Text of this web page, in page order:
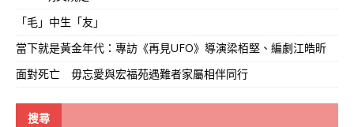
「毛」中生「友」
當下就是黃金年代：專訪《再見UFO》導演梁栢堅、編劇江皓昕
面對死亡 毋忘愛與宏福苑遇難者家屬相伴同行
搜尋